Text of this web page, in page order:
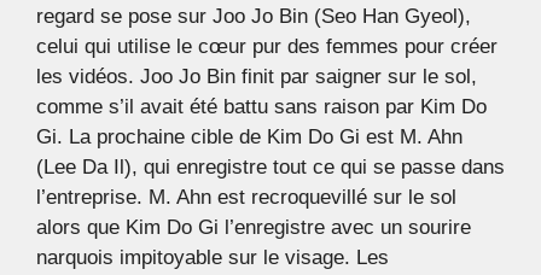
regard se pose sur Joo Jo Bin (Seo Han Gyeol),
celui qui utilise le cœur pur des femmes pour créer
les vidéos. Joo Jo Bin finit par saigner sur le sol,
comme s’il avait été battu sans raison par Kim Do
Gi. La prochaine cible de Kim Do Gi est M. Ahn
(Lee Da Il), qui enregistre tout ce qui se passe dans
l’entreprise. M. Ahn est recroquevillé sur le sol
alors que Kim Do Gi l’enregistre avec un sourire
narquois impitoyable sur le visage. Les